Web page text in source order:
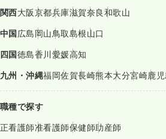
関西大阪京都兵庫滋賀奈良和歌山
中国広島岡山鳥取島根山口
四国徳島香川愛媛高知
九州・沖縄福岡佐賀長崎熊本大分宮崎鹿
職種で探す
正看護師准看護師保健師助産師